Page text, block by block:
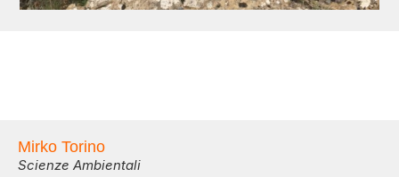
Mirko Torino
Scienze Ambientali